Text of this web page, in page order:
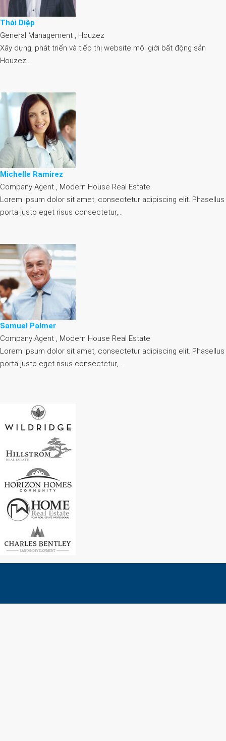
Thái Diệp
General Management , Houzez
Xây dựng, phát triển và tiếp thị website môi giới bất động sản
Houzez…
Michelle Ramirez
Company Agent , Modern House Real Estate
Lorem ipsum dolor sit amet, consectetur adipiscing elit. Phasellus
porta justo eget risus consectetur,…
Samuel Palmer
Company Agent , Modern House Real Estate
Lorem ipsum dolor sit amet, consectetur adipiscing elit. Phasellus
porta justo eget risus consectetur,…